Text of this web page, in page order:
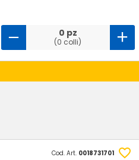
0 pz
(0 colli)
Cod. Art. 0018731701